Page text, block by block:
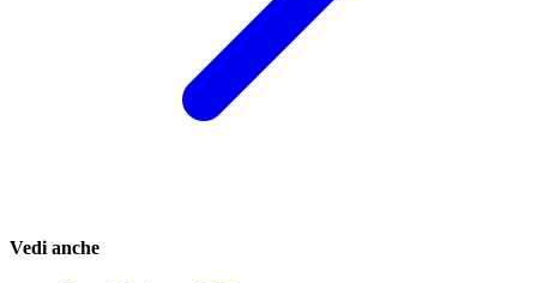
Vedi anche